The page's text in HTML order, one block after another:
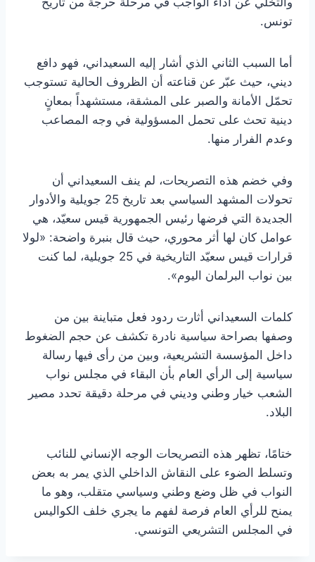
تونس.
أما السبب الثاني الذي أشار إليه السعيداني، فهو دافع
ديني، حيث عبّر عن قناعته أن الظروف الحالية تستوجب
تحمّل الأمانة والصبر على المشقة، مستشهداً بمعانٍ
دينية تحث على تحمل المسؤولية في وجه المصاعب
وعدم الفرار منها.
وفي خضم هذه التصريحات، لم ينف السعيداني أن
تحولات المشهد السياسي بعد تاريخ 25 جويلية والأدوار
الجديدة التي فرضها رئيس الجمهورية قيس سعيّد، هي
عوامل كان لها أثر محوري، حيث قال بنبرة واضحة: «لولا
قرارات قيس سعيّد التاريخية في 25 جويلية، لما كنت
بين نواب البرلمان اليوم».
كلمات السعيداني أثارت ردود فعل متباينة بين من
وصفها بصراحة سياسية نادرة تكشف عن حجم الضغوط
داخل المؤسسة التشريعية، وبين من رأى فيها رسالة
سياسية إلى الرأي العام بأن البقاء في مجلس نواب
الشعب خيار وطني وديني في مرحلة دقيقة تحدد مصير
البلاد.
ختامًا، تظهر هذه التصريحات الوجه الإنساني للنائب
وتسلط الضوء على النقاش الداخلي الذي يمر به بعض
النواب في ظل وضع وطني وسياسي متقلب، وهو ما
يمنح للرأي العام فرصة لفهم ما يجري خلف الكواليس
في المجلس التشريعي التونسي.